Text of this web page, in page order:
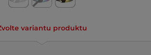
variantu produktu